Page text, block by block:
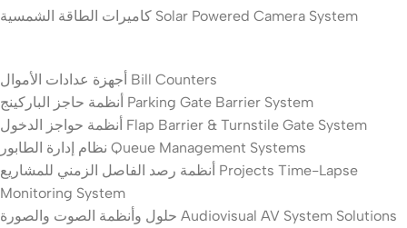
كاميرات الطاقة الشمسية Solar Powered Camera System
أجهزة عدادات الأموال Bill Counters
أنظمة حاجز الباركينج Parking Gate Barrier System
أنظمة حواجز الدخول Flap Barrier & Turnstile Gate System
نظام إدارة الطابور Queue Management Systems
أنظمة رصد الفاصل الزمني للمشاريع Projects Time-Lapse
Monitoring System
حلول وأنظمة الصوت والصورة Audiovisual AV System Solutions